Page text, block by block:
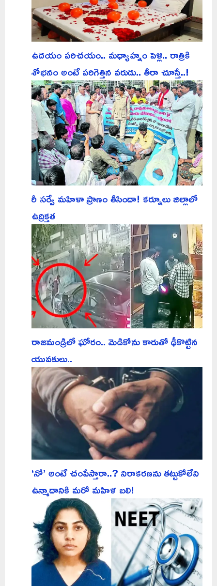
ఉదయం పరిచయం.. మధ్యాహ్నం పెళ్లి.. రాత్రికి
శోభనం అంటే పరిగెత్తిన వరుడు.. తీరా చూస్తే..!
రీ సర్వే మహిళా ప్రాణం తీసిందా! కర్నూలు జిల్లాలో
ఉద్రిక్తత
రాజమండ్రిలో ఘోరం.. మెడికోను కారుతో ఢీకొట్టిన
యువకులు..
‘నో’ అంటే చంపేస్తారా..? నిరాకరణను తట్టుకోలేని
ఉన్మాదానికి మరో మహిళ బలి!